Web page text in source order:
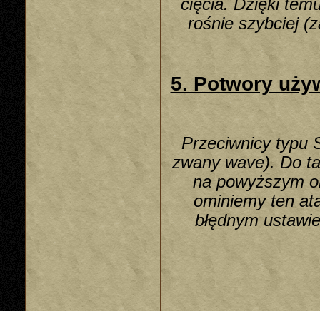
cięcia. Dzięki
rośnie szybciej
5. Potwory
Przeciwnicy typu
zwany wave). Do
na powyższym
ominiemy ten
błędnym